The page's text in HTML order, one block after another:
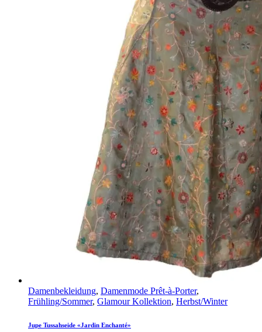
Damenbekleidung, Damenmode Prêt-à-Porter,
Frühling/Sommer, Glamour Kollektion, Herbst/Winter
Jupe Tussahseide «Jardin Enchanté»